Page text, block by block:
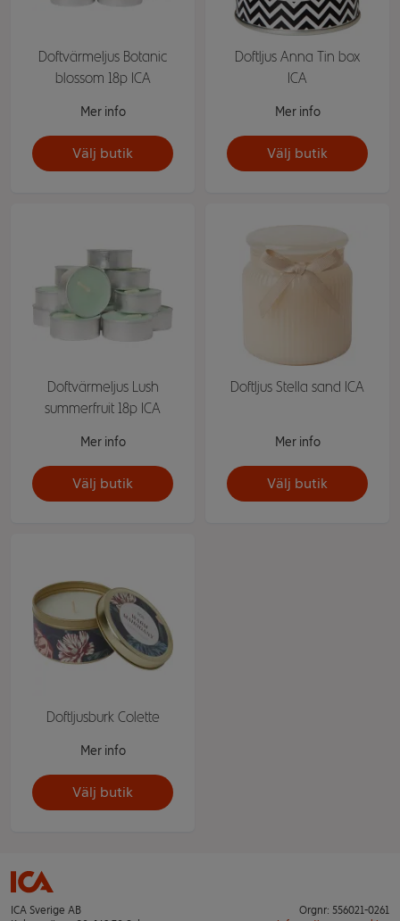
Doftvärmeljus Botanic
blossom 18p ICA
Mer info
Välj butik
Doftljus Anna Tin box
ICA
Mer info
Välj butik
Doftvärmeljus Lush
summerfruit 18p ICA
Mer info
Välj butik
Doftljus Stella sand ICA
Mer info
Välj butik
Doftljusburk Colette
Mer info
Välj butik
ICA Sverige AB
Orgnr: 556021-0261